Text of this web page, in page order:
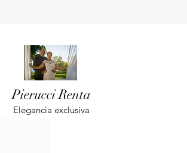
Pierucci Renta
Elegancia exclusiva